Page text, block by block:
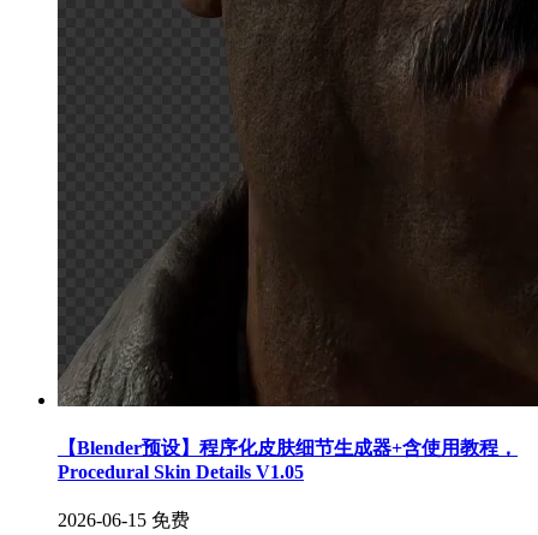
【Blender预设】程序化皮肤细节生成器+含使用教程，
Procedural Skin Details V1.05
2026-06-15 免费